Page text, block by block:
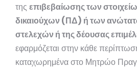
της επιβεβαίωσης των
δικαιούχων (ΠΔ) ή των
στελεχών ή της δέουσας
εφαρμόζεται στην κάθε
καταχωρημένα στο Μητρώο